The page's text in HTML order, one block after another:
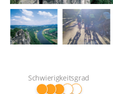
Schwierigkeitsgrad